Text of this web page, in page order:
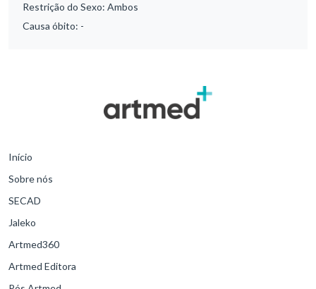
Restrição do Sexo: Ambos
Causa óbito: -
Início
Sobre nós
SECAD
Jaleko
Artmed360
Artmed Editora